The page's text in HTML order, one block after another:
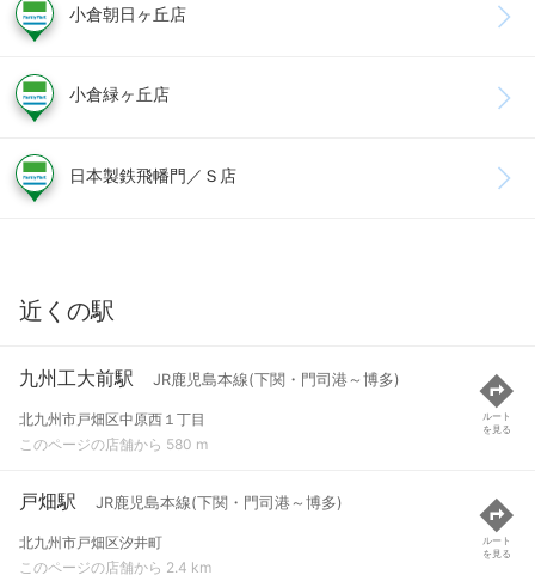
小倉朝日ヶ丘店
小倉緑ヶ丘店
日本製鉄飛幡門／Ｓ店
近くの駅
九州工大前駅 JR鹿児島本線(下関・門司港～博多)
北九州市戸畑区中原西１丁目
このページの店舗から 580 m
ルート
を見る
戸畑駅 JR鹿児島本線(下関・門司港～博多)
北九州市戸畑区汐井町
このページの店舗から 2.4 km
ルート
を見る